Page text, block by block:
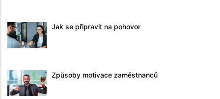
Jak se připravit na pohovor
Způsoby motivace zaměstnanců